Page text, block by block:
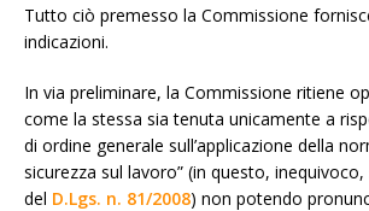
Tutto ciò premesso la Commissione
indicazioni.
In via preliminare, la Commissione ritiene
come la stessa sia tenuta unicamente a
di ordine generale sull’applicazione della
sicurezza sul lavoro” (in questo, inequivoco,
del D.Lgs. n. 81/2008) non potendo